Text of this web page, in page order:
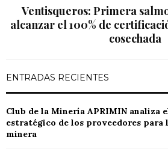
Ventisqueros: Primera
alcanzar el 100% de
cosechada
ENTRADAS RECIENTES
Club de la Minería APRIMIN analiza
estratégico de los proveedores
minera